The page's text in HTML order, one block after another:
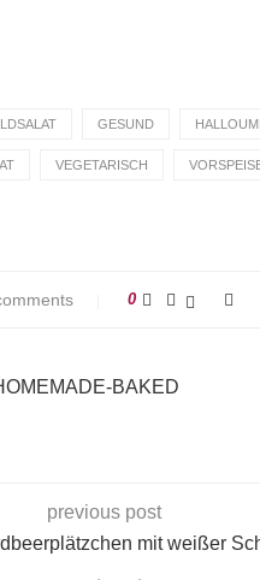
GESUND HALLOUMI
VEGETARISCH
0
BAKED
previous post
mit weißer